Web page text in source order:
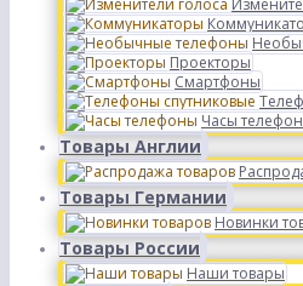
Проекторы
Смартфоны
Часы
Товары Англии
Товары Германии
Новинки
Товары России
Наши товары